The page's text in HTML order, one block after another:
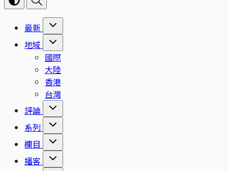
最新
地域
國際
大陸
香港
台灣
評論
系列
欄目
播客